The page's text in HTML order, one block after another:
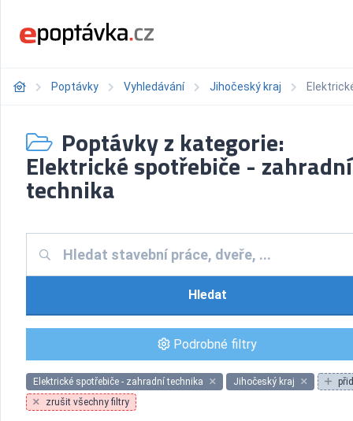
Poptávky Vyhledávání Jihočeský kraj
Poptávky z kategorie:
Elektrické spotřebiče - zahradní
technika
Hledat
Podrobné filtry
Elektrické spotřebiče - zahradní technika Jihočeský kraj
zrušit všechny filtry